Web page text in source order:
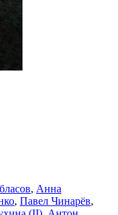
, Анна
, Павел Чинарёв,